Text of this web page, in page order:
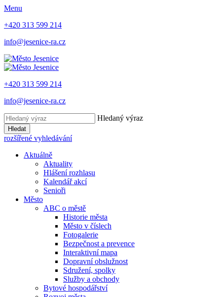
Menu
+420 313 599 214
info@jesenice-ra.cz
+420 313 599 214
info@jesenice-ra.cz
Hledaný výraz
Hledat
rozšířené vyhledávání
Aktuálně
Aktuality
Hlášení rozhlasu
Kalendář akcí
Senioři
Město
ABC o městě
Historie města
Město v číslech
Fotogalerie
Bezpečnost a prevence
Interaktivní mapa
Dopravní obslužnost
Sdružení, spolky
Služby a obchody
Bytové hospodářství